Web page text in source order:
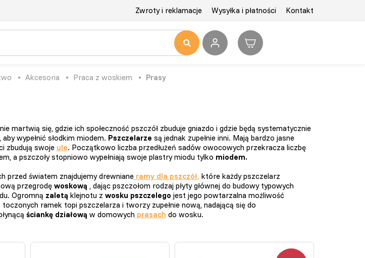
Zwroty i reklamacje Wysyłka i płatności Kontakt
Akcesoria Praca z woskiem Prasy
martwią się, gdzie ich społeczność pszczół zbuduje gniazdo i gdzie będą systematycznie
wypełnić słodkim miodem. Pszczelarze są jednak zupełnie inni. Mają bardzo jasne
zbudują swoje ule. Początkowo liczba przedłużeń sadów owocowych przekracza liczbę
a pszczoły stopniowo wypełniają swoje plastry miodu tylko miodem.
przed światem znajdujemy drewnianeramy dla pszczół, które każdy pszczelarz
przegrodę woskową , dając pszczołom rodzaj płyty głównej do budowy typowych
Ogromną zaletą klejnotu z wosku pszczelego jest jego powtarzalna możliwość
ramek topi pszczelarza i tworzy zupełnie nową, nadającą się do
ściankę działową w domowych prasach do wosku.